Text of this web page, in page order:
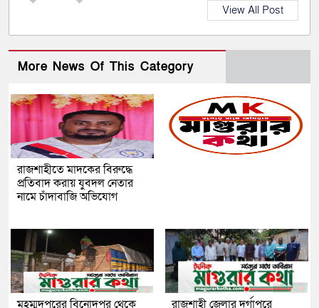
View All Post
More News Of This Category
রাজশাহীতে মাদকের বিরুদ্ধে
প্রতিবাদ করায় যুবদল নেতার
নামে চাঁদাবাজি অভিযোগ
মহম্মদপুরের বিনোদপুর থেকে রাজশাহী জেলার দুর্গাপুরে